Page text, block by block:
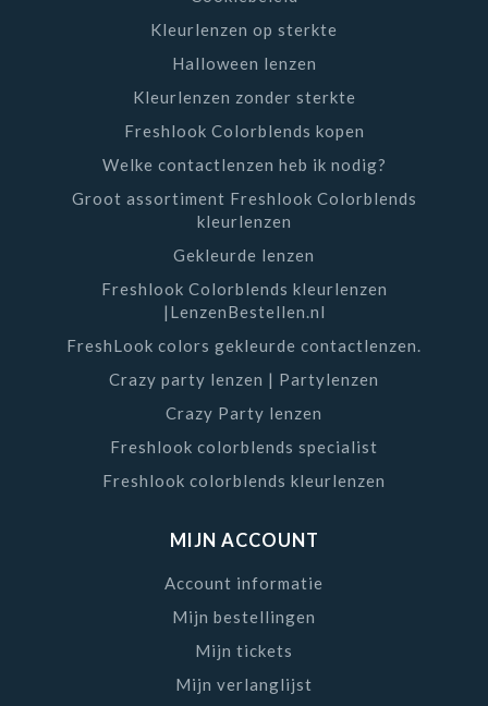
Kleurlenzen op sterkte
Halloween lenzen
Kleurlenzen zonder sterkte
Freshlook Colorblends kopen
Welke contactlenzen heb ik nodig?
Groot assortiment Freshlook Colorblends
kleurlenzen
Gekleurde lenzen
Freshlook Colorblends kleurlenzen
|LenzenBestellen.nl
FreshLook colors gekleurde contactlenzen.
Crazy party lenzen | Partylenzen
Crazy Party lenzen
Freshlook colorblends specialist
Freshlook colorblends kleurlenzen
MIJN ACCOUNT
Account informatie
Mijn bestellingen
Mijn tickets
Mijn verlanglijst